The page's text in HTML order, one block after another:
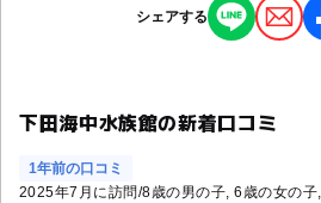
シェアする
下田海中水族館の新着口コミ
1年前の口コミ
2025年7月に訪問/8歳の男の子 6歳の女の子